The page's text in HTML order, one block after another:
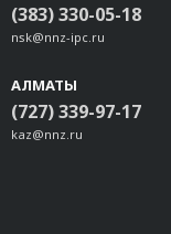
(383) 330-05-18
nsk@nnz-ipc.ru
АЛМАТЫ
(727) 339-97-17
kaz@nnz.ru